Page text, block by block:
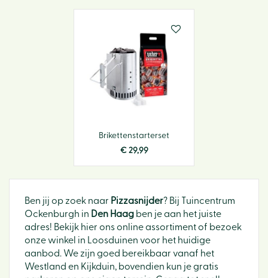
Brikettenstarterset
€ 29,99
Ben jij op zoek naar Pizzasnijder? Bij Tuincentrum
Ockenburgh in Den Haag ben je aan het juiste
adres! Bekijk hier ons online assortiment of bezoek
onze winkel in Loosduinen voor het huidige
aanbod. We zijn goed bereikbaar vanaf het
Westland en Kijkduin, bovendien kun je gratis